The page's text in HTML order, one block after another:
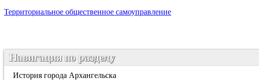
Территориальное общественное самоуправление
Навигация по разделу
История города Архангельска